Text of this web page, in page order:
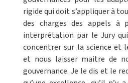
rigide qui doit s’appliquer à
des charges des appels
interprétation par le Jury
concentrer sur la science et
et nous laisser maitre de
gouvernance. Je le dis et le